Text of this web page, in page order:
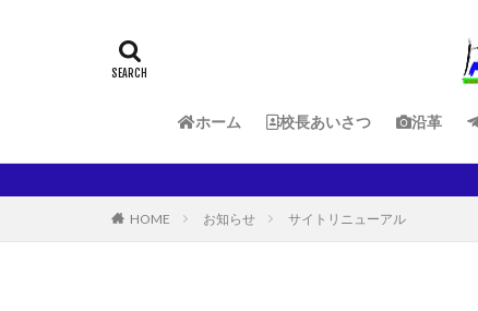
ホーム 校長あいさつ 沿革
HOME お知らせ サイトリニューアル